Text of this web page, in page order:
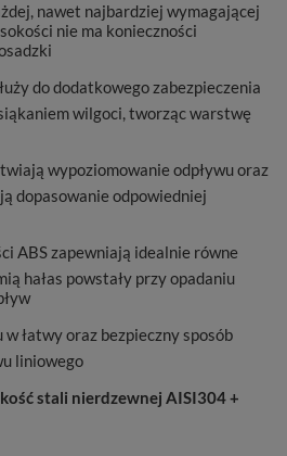
nawet najbardziej wymagającej
nie ma konieczności
do dodatkowego zabezpieczenia
wilgoci, tworząc warstwę
wypoziomowanie odpływu oraz
dopasowanie odpowiedniej
ABS zapewniają idealnie równe
hałas powstały przy opadaniu
łatwy oraz bezpieczny sposób
liniowego
stali nierdzewnej AISI304 +